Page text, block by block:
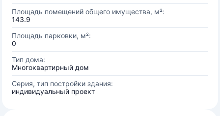
Площадь помещений общего имущества, м²:
143.9
Площадь парковки, м²:
0
Тип дома:
Многоквартирный дом
Серия, тип постройки здания:
индивидуальный проект